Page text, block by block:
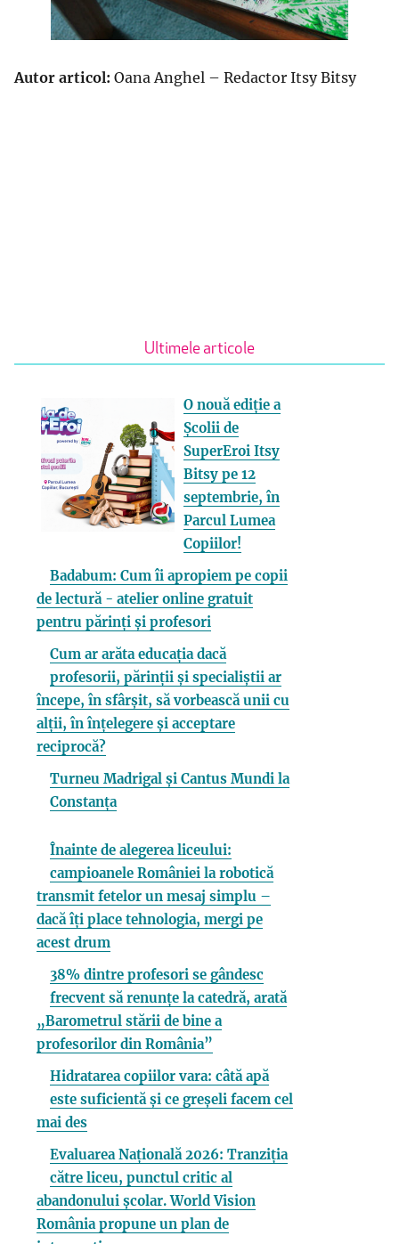
Autor articol: Oana Anghel – Redactor Itsy Bitsy
Ultimele articole
O nouă ediție a
Școlii de
SuperEroi Itsy
Bitsy pe 12
septembrie, în
Parcul Lumea
Copiilor!
Badabum: Cum îi apropiem pe copii
de lectură - atelier online gratuit
pentru părinți și profesori
Cum ar arăta educația dacă
profesorii, părinții și specialiștii ar
începe, în sfârșit, să vorbească unii cu
alții, în înțelegere și acceptare
reciprocă?
Turneu Madrigal și Cantus Mundi la
Constanța
Înainte de alegerea liceului:
campioanele României la robotică
transmit fetelor un mesaj simplu –
dacă îți place tehnologia, mergi pe
acest drum
38% dintre profesori se gândesc
frecvent să renunțe la catedră, arată
„Barometrul stării de bine a
profesorilor din România”
Hidratarea copiilor vara: câtă apă
este suficientă și ce greșeli facem cel
mai des
Evaluarea Națională 2026: Tranziția
către liceu, punctul critic al
abandonului școlar. World Vision
România propune un plan de